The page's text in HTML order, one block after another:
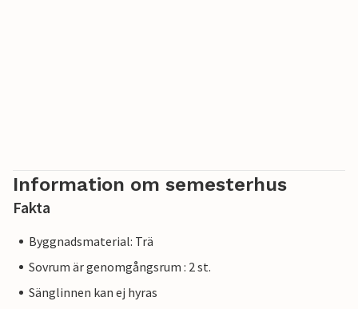
Information om semesterhus
Fakta
Byggnadsmaterial: Trä
Sovrum är genomgångsrum : 2 st.
Sänglinnen kan ej hyras